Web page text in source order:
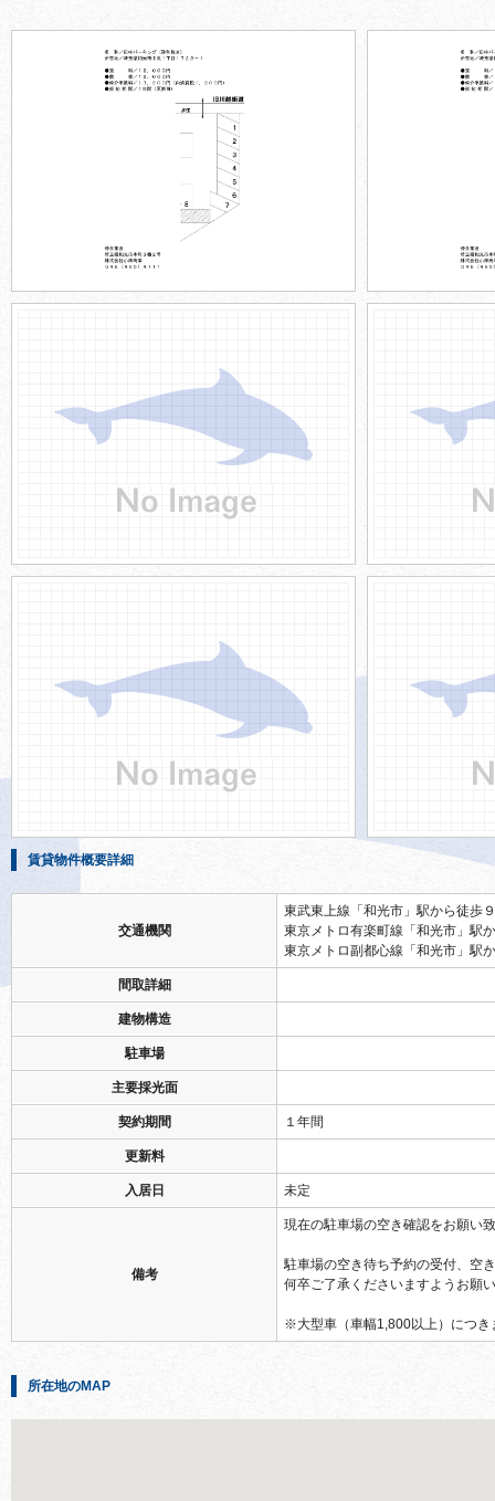
賃貸物件概要詳細
交通機関
東武東上線「和光市」駅から徒歩
東京メトロ有楽町線「和光市」駅
東京メトロ副都心線「和光市」駅
間取詳細
建物構造
駐車場
主要採光面
契約期間 １年間
更新料
入居日 未定
備考
現在の駐車場の空き確認をお願い
駐車場の空き待ち予約の受付、空
何卒ご了承くださいますようお願
※大型車（車幅1,800以上）につき
所在地のMAP